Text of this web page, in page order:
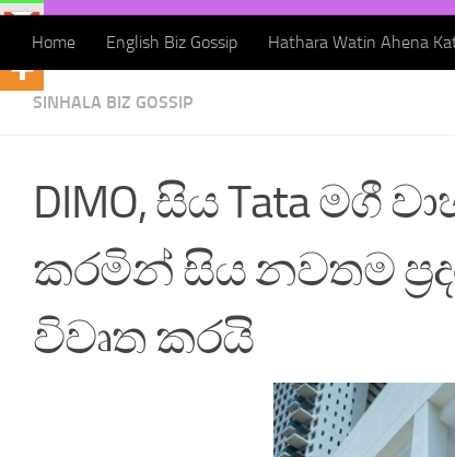
Home English Biz Gossip Hathara Watin Ahena
SINHALA BIZ GOSSIP
DIMO, සිය Tata මගී
කරමින් සිය නවතම
විවෘත කරයි